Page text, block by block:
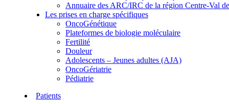
Annuaire des ARC/IRC de la région Centre-Val
Les prises en charge spécifiques
OncoGénétique
Plateformes de biologie moléculaire
Fertilité
Douleur
Adolescents – Jeunes adultes (AJA)
OncoGériatrie
Pédiatrie
Patients